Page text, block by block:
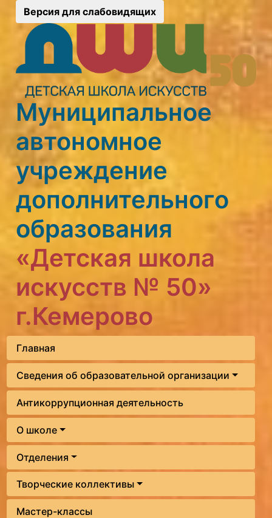
Версия для слабовидящих
Муниципальное
автономное
учреждение
дополнительного
образования
«Детская школа
искусств № 50»
г.Кемерово
Главная
Сведения об образовательной организации
Антикоррупционная деятельность
О школе
Отделения
Творческие коллективы
Мастер-классы